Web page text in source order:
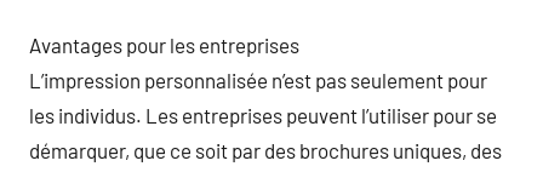
Avantages pour les entreprises
L’impression personnalisée n’est pas seulement pour
les individus. Les entreprises peuvent l’utiliser pour se
démarquer, que ce soit par des brochures uniques, des